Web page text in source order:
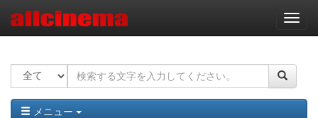
ナ
ビ
ー
ョ
ン
メニュー